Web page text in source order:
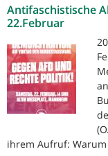
Antifaschistische
22.Februar
ihrem Aufruf: